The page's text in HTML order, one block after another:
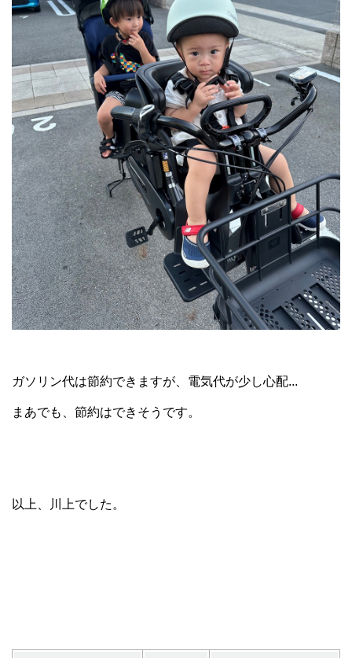
ガソリン代は節約できますが、電気代が少し心配...
まあでも、節約はできそうです。
以上、川上でした。